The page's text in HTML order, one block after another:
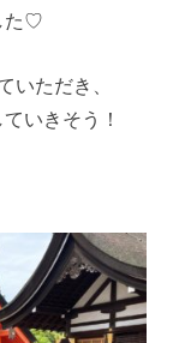
た♡
いただき、
いきそう！